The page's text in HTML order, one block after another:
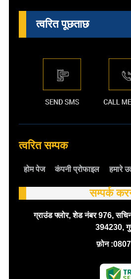
त्वरित पूछताछ
त्वरित सम्पक
होम पेज कंपनी प्रोफाइल हमारे
सम्पर्क
ग्राउंड फ्लोर, शेड नंबर 976,
394230,
फ़ोन :